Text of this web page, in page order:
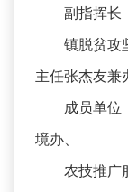
副指挥长
镇脱贫攻
主任张杰友兼
成员单位
境办、
农技推广